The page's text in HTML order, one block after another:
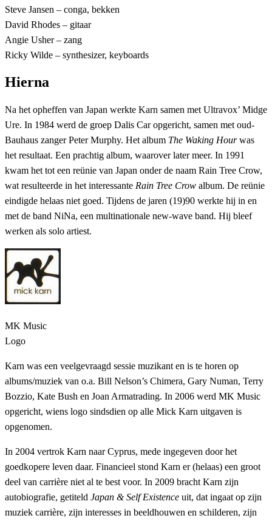
Steve Jansen – conga, bekken
David Rhodes – gitaar
Angie Usher – zang
Ricky Wilde – synthesizer, keyboards
Hierna
Na het opheffen van Japan werkte Karn samen met Ultravox’ Midge
Ure. In 1984 werd de groep Dalis Car opgericht, samen met oud-
Bauhaus zanger Peter Murphy. Het album The Waking Hourwas
het resultaat. Een prachtig album, waarover later meer. In 1991
kwam het tot een reünie van Japan onder de naam Rain Tree Crow,
wat resulteerde in het interessante Rain Tree Crow album. De reünie
eindigde helaas niet goed. Tijdens de jaren (19)90 werkte hij in en
met de band NiNa, een multinationale new-wave band. Hij bleef
werken als solo artiest.
MK Music
Logo
Karn was een veelgevraagd sessie muzikant en is te horen op
albums/muziek van o.a. Bill Nelson’s Chimera, Gary Numan, Terry
Bozzio, Kate Bush en Joan Armatrading. In 2006 werd MK Music
opgericht, wiens logo sindsdien op alle Mick Karn uitgaven is
opgenomen.
In 2004 vertrok Karn naar Cyprus, mede ingegeven door het
goedkopere leven daar. Financieel stond Karn er (helaas) een groot
deel van carrière niet al te best voor. In 2009 bracht Karn zijn
autobiografie, getiteld Japan & Self Existence uit, dat ingaat op zijn
muziek carrière, zijn interesses in beeldhouwen en schilderen, zijn